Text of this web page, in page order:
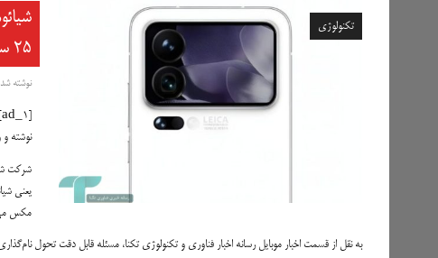
تکنولوژی
۲۵ سپتامبر_سیاه پوش
نوشته
نوشته
شرکت
مکس
به نقل از قسمت اخبار موبایل رسانه اخبار فناوری و تکنولوژی تکنا، مسئله قابل دقت تحول